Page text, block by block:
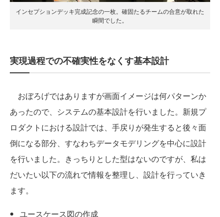
インセプションデッキ完成記念の一枚。確固たるチームの合意が取れた
瞬間でした。
実現過程での不確実性をなくす基本設計
おぼろげではありますが画面イメージは何パターンか
あったので、システムの基本設計を行いました。新規プ
ロダクトにおける設計では、手戻りが発生すると後々面
倒になる部分、すなわちデータモデリングを中心に設計
を行いました。きっちりとした型はないのですが、私は
だいたい以下の流れで情報を整理し、設計を行っていき
ます。
ユースケース図の作成